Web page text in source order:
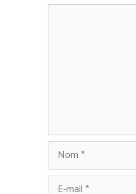
Commentaire